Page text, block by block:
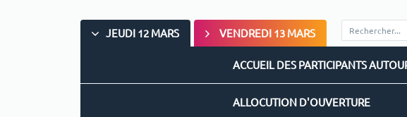
JEUDI 12 MARS VENDREDI 13 MARS
ACCUEIL DES PARTICIPANTS
ALLOCUTION D'OUVERTURE